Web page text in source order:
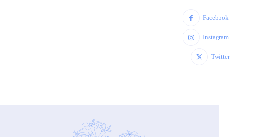
Facebook
Instagram
Twitter